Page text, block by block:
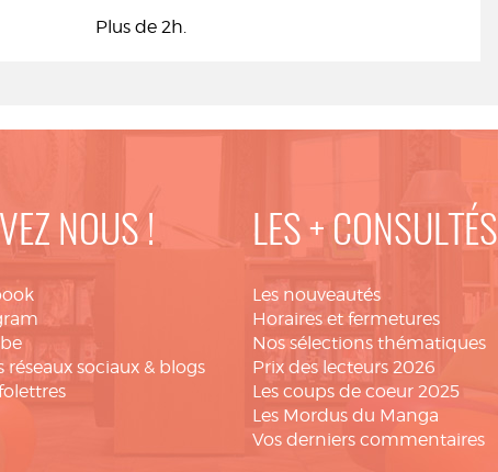
Plus de 2h.
NOUS !
réseaux sociaux & blogs
LES + CONSULTÉS
Les nouveautés
Horaires et fermetures
Nos sélections thématiques
Prix des lecteurs 2026
Les coups de coeur 2025
Les Mordus du Manga
Vos derniers commentaires